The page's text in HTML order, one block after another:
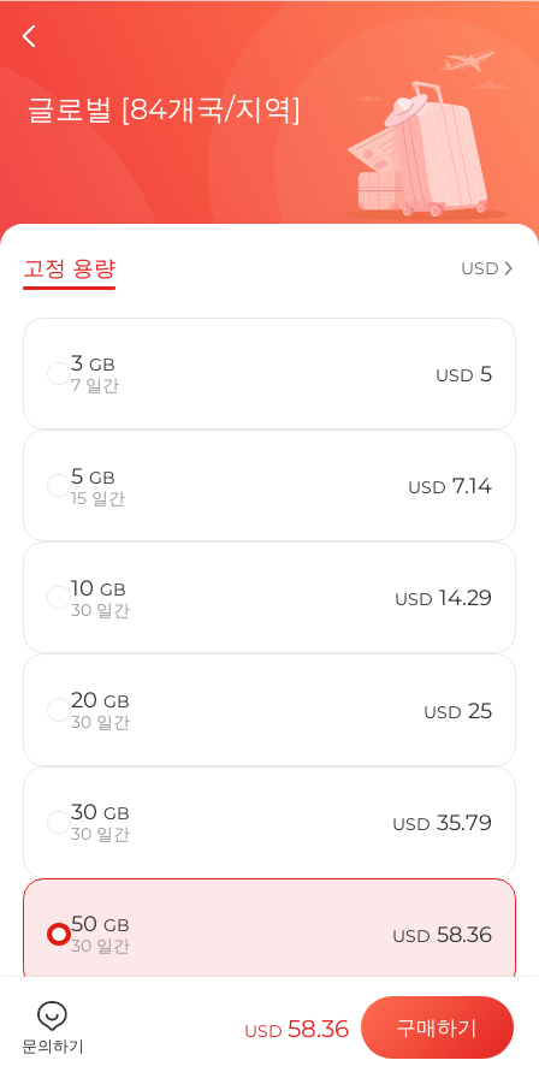
Costa
현재 목적
eSIM을 즐
Costa
Billion
목적지 및 데
eSIM 설치하
데이터 요금
글로벌 [84개국/지역]
고정 용량 USD
3 GB
7 일간
USD 5
5 GB
15 일간
USD 7.14
10 GB
30 일간
USD 14.29
20 GB
30 일간
USD 25
30 GB
30 일간
USD 35.79
50 GB
30 일간
USD 58.36
문의하기
USD58.36 구매하기